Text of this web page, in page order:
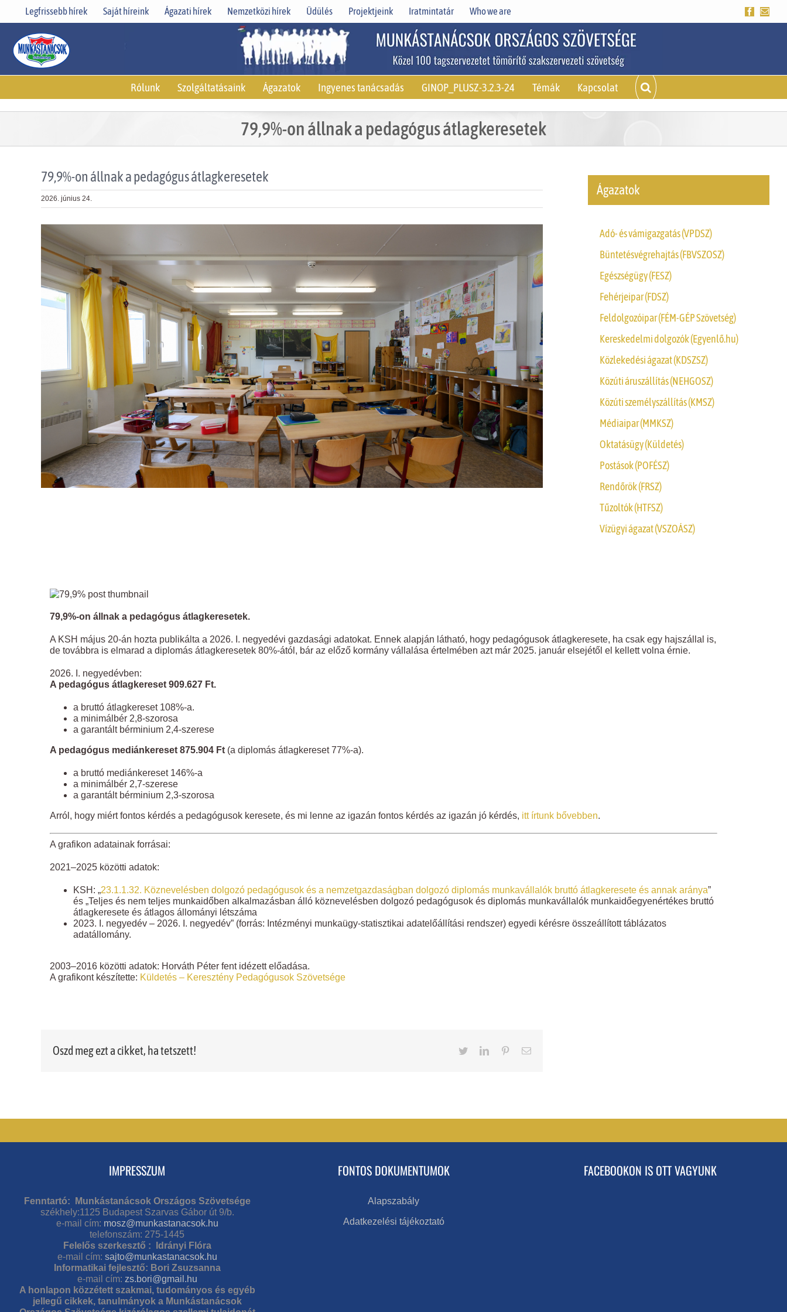
Legfrissebb hírek Saját híreink Ágazati hírek Nemzetközi hírek Üdülés Projektjeink Iratmintatár Who we are Facebook
Rólunk Szolgáltatásaink Ágazatok Ingyenes tanácsadás GINOP_PLUSZ-3.2.3-24 Témák Kapcsolat
79,9%-on állnak a pedagógus átlagkeresetek
79,9%-on állnak a pedagógus átlagkeresetek
2026. június 24.
View
Larger
Image
79,9%-on állnak a pedagógus átlagkeresetek.
A KSH május 20-án hozta publikálta a 2026. I. negyedévi gazdasági adatokat. Ennek alapján látható, hogy pedagógusok átlagkeresete, ha csak egy hajszállal is,
de továbbra is elmarad a diplomás átlagkeresetek 80%-ától, bár az előző kormány vállalása értelmében azt már 2025. január elsejétől el kellett volna érnie.
2026. I. negyedévben:
A pedagógus átlagkereset 909.627 Ft.
a bruttó átlagkereset 108%-a.
a minimálbér 2,8-szorosa
a garantált bérminium 2,4-szerese
A pedagógus mediánkereset 875.904 Ft (a diplomás átlagkereset 77%-a).
a bruttó mediánkereset 146%-a
a minimálbér 2,7-szerese
a garantált bérminium 2,3-szorosa
Arról, hogy miért fontos kérdés a pedagógusok keresete, és mi lenne az igazán fontos kérdés az igazán jó kérdés, itt írtunk bővebben.
A grafikon adatainak forrásai:
2021–2025 közötti adatok:
KSH: „23.1.1.32. Köznevelésben dolgozó pedagógusok és a nemzetgazdaságban dolgozó diplomás munkavállalók bruttó átlagkeresete és annak aránya”
és „Teljes és nem teljes munkaidőben alkalmazásban álló köznevelésben dolgozó pedagógusok és diplomás munkavállalók munkaidőegyenértékes bruttó
átlagkeresete és átlagos állományi létszáma
2023. I. negyedév – 2026. I. negyedév” (forrás: Intézményi munkaügy-statisztikai adatelőállítási rendszer) egyedi kérésre összeállított táblázatos
adatállomány.
2003–2016 közötti adatok: Horváth Péter fent idézett előadása.
A grafikont készítette: Küldetés – Keresztény Pedagógusok Szövetsége
Oszd meg ezt a cikket, ha tetszett! TwitterLinkedInPinterestEmail
Ágazatok
Adó- és vámigazgatás (VPDSZ)
Büntetésvégrehajtás (FBVSZOSZ)
Egészségügy (FESZ)
Fehérjeipar (FDSZ)
Feldolgozóipar (FÉM-GÉP Szövetség)
Kereskedelmi dolgozók (Egyenlő.hu)
Közlekedési ágazat (KDSZSZ)
Közúti áruszállítás (NEHGOSZ)
Közúti személyszállítás (KMSZ)
Médiaipar (MMKSZ)
Oktatásügy (Küldetés)
Postások (POFÉSZ)
Rendőrök (FRSZ)
Tűzoltók (HTFSZ)
Vízügyi ágazat (VSZOÁSZ)
IMPRESSZUM
Fenntartó: Munkástanácsok Országos Szövetsége
székhely:1125 Budapest Szarvas Gábor út 9/b.
e-mail cím: mosz@munkastanacsok.hu
telefonszám: 275-1445
Felelős szerkesztő : Idrányi Flóra
e-mail cím: sajto@munkastanacsok.hu
Informatikai fejlesztő: Bori Zsuzsanna
e-mail cím: zs.bori@gmail.hu
A honlapon közzétett szakmai, tudományos és egyéb
jellegű cikkek, tanulmányok a Munkástanácsok
FONTOS DOKUMENTUMOK
Alapszabály
Adatkezelési tájékoztató
FACEBOOKON IS OTT VAGYUNK